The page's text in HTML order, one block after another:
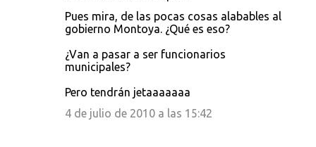
Pues mira, de las pocas cosas alabables al
gobierno Montoya. ¿Qué es eso?
¿Van a pasar a ser funcionarios
municipales?
Pero tendrán jetaaaaaaa
4 de julio de 2010 a las 15:42